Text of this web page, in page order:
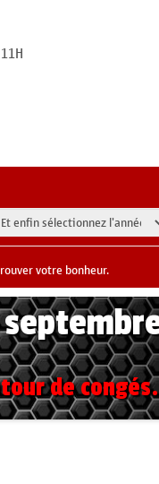
votre bonheur.
de congés.